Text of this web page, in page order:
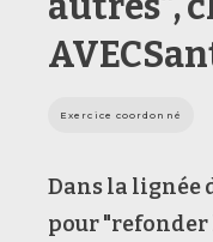
Exercice coordonné
Dans la lignée
pour